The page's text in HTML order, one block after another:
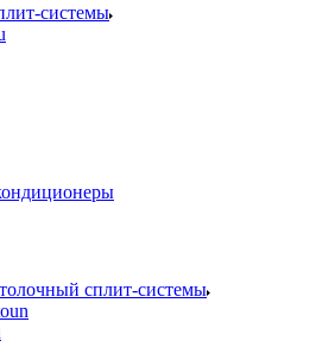
системы
сплит-системы